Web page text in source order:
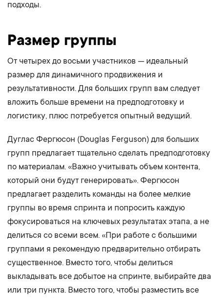
подходы.
Размер группы
От четырех до восьми участников — идеальный
размер для динамичного продвижения и
результативности. Для больших групп вам следует
вложить больше времени на предподготовку и
логистику, плюс потребуется опытный ведущий.
Дуглас Фергюсон (Douglas Ferguson) для больших
групп предлагает тщательно сделать предподготовку
по материалам. «Важно учитывать объем контента,
который они будут генерировать». Фергюсон
предлагает разделить команды на более мелкие
группы во время спринта и попросить каждую
фокусироваться на ключевых результатах этапа, а не
делиться со всеми всем. «При работе с большими
группами я рекомендую предварительно отбирать
существенное. Вместо того, чтобы делиться
выкладывать все добытое на спринте, выбирайте два
или три пункта. Вместо того, чтобы разместить все